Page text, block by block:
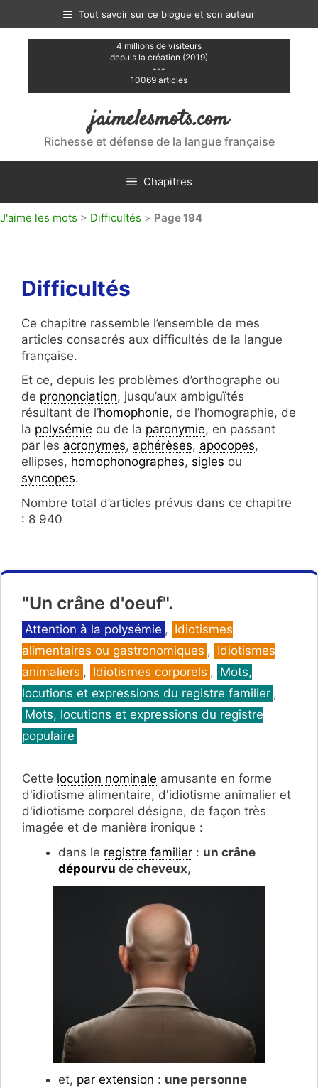
contenu
Tout savoir sur ce blogue et son auteur
4 millions de visiteurs
depuis la création (2019)
---
10069 articles
jaimelesmots.com
Richesse et défense de la langue française
Chapitres
J'aime les mots > Difficultés > Page 194
Difficultés
Ce chapitre rassemble l’ensemble de mes
articles consacrés aux difficultés de la langue
française.
Et ce, depuis les problèmes d’orthographe ou
de prononciation, jusqu’aux ambiguïtés
résultant de l’homophonie, de l’homographie, de
la polysémie ou de la paronymie, en passant
par les acronymes, aphérèses, apocopes,
ellipses, homophonographes, sigles ou
syncopes.
Nombre total d’articles prévus dans ce chapitre
: 8 940
"Un crâne d'oeuf".
Catégories
Attention à la polysémie , Idiotismes
alimentaires ou gastronomiques , Idiotismes
animaliers , Idiotismes corporels , Mots,
locutions et expressions du registre familier ,
Mots, locutions et expressions du registre
populaire
Cette locution nominale amusante en forme
d'idiotisme alimentaire, d'idiotisme animalier et
d'idiotisme corporel désigne, de façon très
imagée et de manière ironique :
dans le registre familier : un crâne
dépourvu de cheveux,
et, par extension : une personne